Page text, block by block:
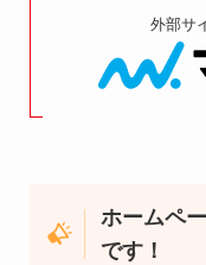
外部サ
ホームペ
です！